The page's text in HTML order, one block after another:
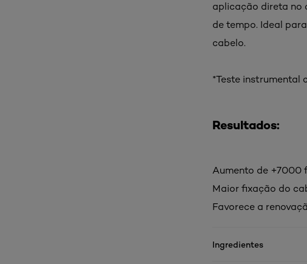
aplicação direta no
de tempo. Ideal
cabelo.
*Teste instrumental
Resultados:
Aumento de +7000
Maior fixação do
Favorece a
Ingredientes